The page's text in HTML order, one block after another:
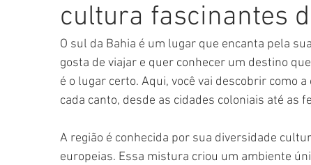
cultura fascinantes
O sul da Bahia é um lugar que encanta pela
gosta de viajar e quer conhecer um destino
é o lugar certo. Aqui, você vai descobrir como
cada canto, desde as cidades coloniais até as
A região é conhecida por sua diversidade
europeias. Essa mistura criou um ambiente